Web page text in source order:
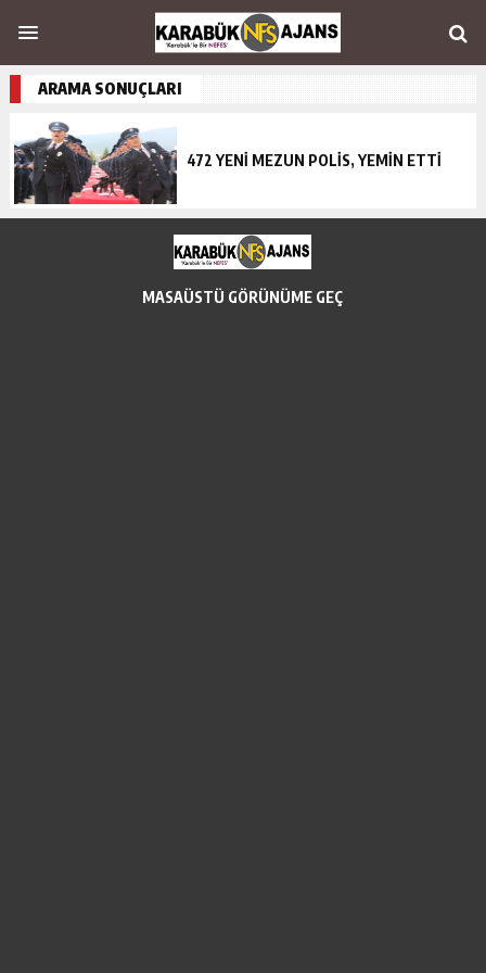
ARAMA SONUÇLARI
472 YENİ MEZUN POLİS, YEMİN ETTİ
MASAÜSTÜ GÖRÜNÜME GEÇ